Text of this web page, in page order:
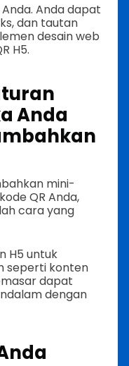
Anda dapat
dan tautan
desain web
H5.
Anda
mini-
QR Anda,
cara yang
H5 untuk
seperti konten
dapat
dengan